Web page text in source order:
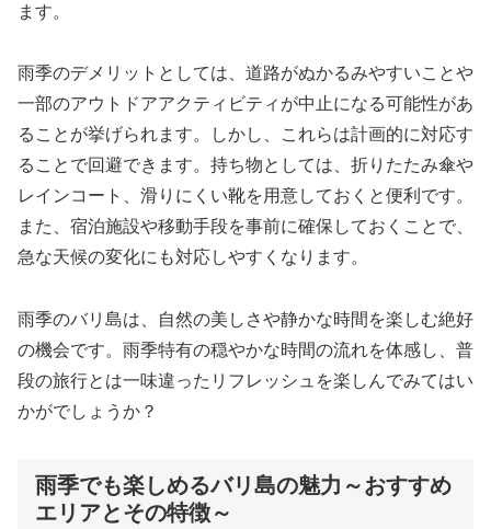
ます。
雨季のデメリットとしては、道路がぬかるみやすいことや
一部のアウトドアアクティビティが中止になる可能性があ
ることが挙げられます。しかし、これらは計画的に対応す
ることで回避できます。持ち物としては、折りたたみ傘や
レインコート、滑りにくい靴を用意しておくと便利です。
また、宿泊施設や移動手段を事前に確保しておくことで、
急な天候の変化にも対応しやすくなります。
雨季のバリ島は、自然の美しさや静かな時間を楽しむ絶好
の機会です。雨季特有の穏やかな時間の流れを体感し、普
段の旅行とは一味違ったリフレッシュを楽しんでみてはい
かがでしょうか？
雨季でも楽しめるバリ島の魅力～おすすめ
エリアとその特徴～